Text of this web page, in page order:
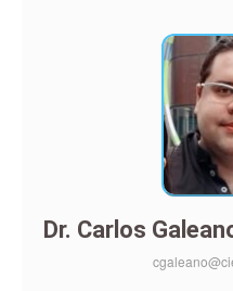
Dr. Carlos